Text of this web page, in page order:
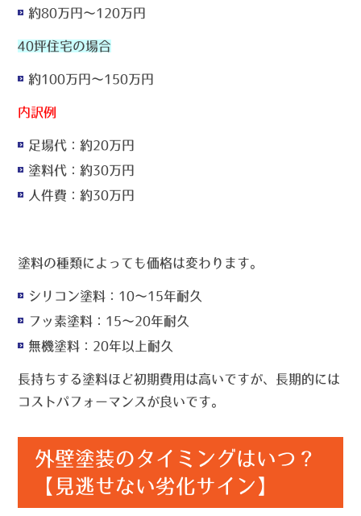
約80万円〜120万円
40坪住宅の場合
約100万円〜150万円
内訳例
足場代：約20万円
塗料代：約30万円
人件費：約30万円
塗料の種類によっても価格は変わります。
シリコン塗料：10〜15年耐久
フッ素塗料：15〜20年耐久
無機塗料：20年以上耐久
長持ちする塗料ほど初期費用は高いですが、長期的には
コストパフォーマンスが良いです。
外壁塗装のタイミングはいつ？
【見逃せない劣化サイン】